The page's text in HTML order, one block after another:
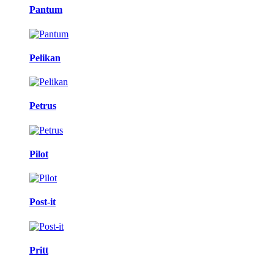
Pantum
Pelikan
Petrus
Pilot
Post-it
Pritt